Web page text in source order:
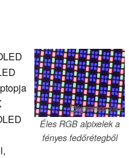
Éles RGB alpixelek a
fényes fedőrétegből